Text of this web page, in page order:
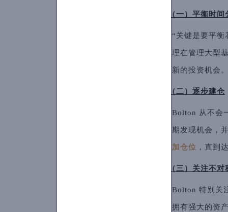
（一）平衡时间
“关键是要平
理在管理大型
新的投资机会
（二）逐步建仓
Bolton 从不会
期发现机会，
加仓位 ，直到
（三）关注不对
Bolton 特别关
拥有强大的资